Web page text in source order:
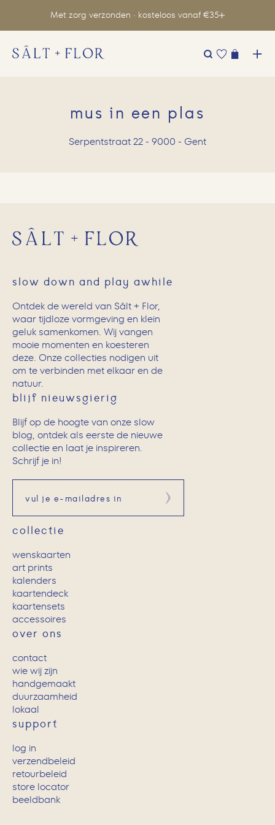
Met zorg verzonden · kosteloos vanaf €35
mus in een plas
Serpentstraat 22 - 9000 - Gent
slow down and play awhile
Ontdek de wereld van Sâlt + Flor,
waar tijdloze vormgeving en klein
geluk samenkomen. Wij vangen
mooie momenten en koesteren
deze. Onze collecties nodigen uit
om te verbinden met elkaar en de
natuur.
blijf nieuwsgierig
Blijf op de hoogte van onze slow
blog, ontdek als eerste de nieuwe
collectie en laat je inspireren.
Schrijf je in!
Aanmelden
collectie
wenskaarten
art prints
kalenders
kaartendeck
kaartensets
accessoires
over ons
contact
wie wij zijn
handgemaakt
duurzaamheid
lokaal
support
log in
verzendbeleid
retourbeleid
store locator
beeldbank